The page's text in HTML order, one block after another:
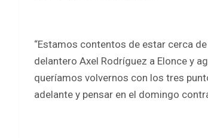
“Estamos contentos de estar cerca
delantero Axel Rodríguez a Elonce y
queríamos volvernos con los tres
adelante y pensar en el domingo